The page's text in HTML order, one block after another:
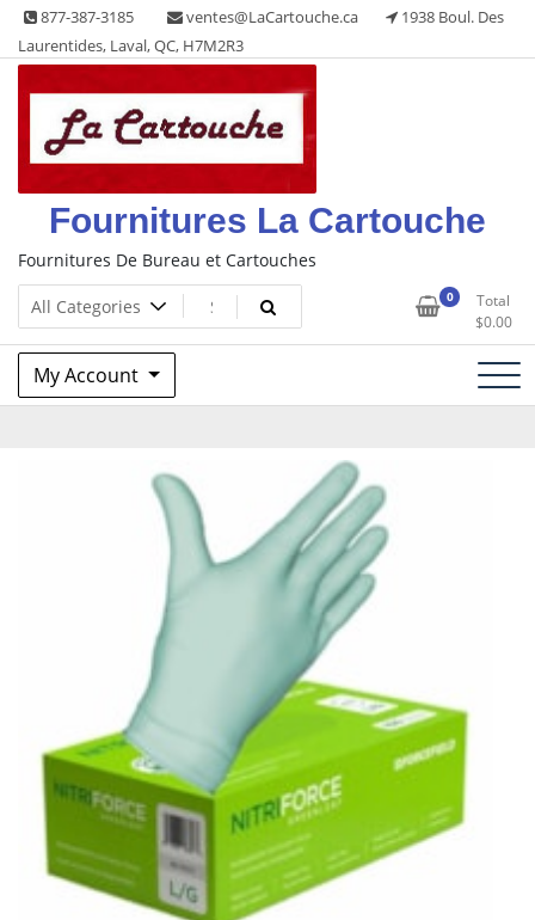
Skip
content
877-387-3185 ventes@LaCartouche.ca
1938 Boul. Des
Laurentides, Laval, QC, H7M2R3
Fournitures La Cartouche
Fournitures De Bureau et Cartouches
0
Total
$0.00
My Account